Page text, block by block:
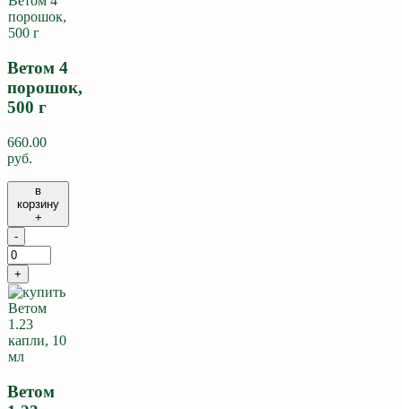
Ветом 4
порошок,
500 г
660.00
руб.
в
корзину
+
-
+
Ветом